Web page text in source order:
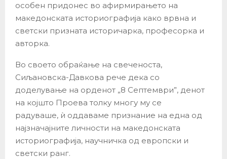
особен придонес во афирмирањето на
македонската историографија како врвна и
светски призната историчарка, професорка и
авторка.
Во своето обраќање на свеченоста,
Сиљановска-Давкова рече дека со
доделување на орденот „8 Септември”, денот
на којшто Проева толку многу му се
радуваше, ѝ оддаваме признание на една од
најзначајните личности на македонската
историографија, научничка од европски и
светски ранг.